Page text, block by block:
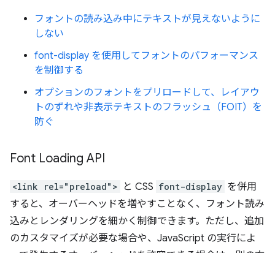
フォントの読み込み中にテキストが見えないように
しない
font-display を使用してフォントのパフォーマンス
を制御する
オプションのフォントをプリロードして、レイアウ
トのずれや非表示テキストのフラッシュ（FOIT）を
防ぐ
Font Loading API
<link rel="preload"> と CSS font-display を併用
すると、オーバーヘッドを増やすことなく、フォント読み
込みとレンダリングを細かく制御できます。ただし、追加
のカスタマイズが必要な場合や、JavaScript の実行によ